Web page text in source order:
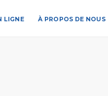
LIGNE À PROPOS DE NOUS